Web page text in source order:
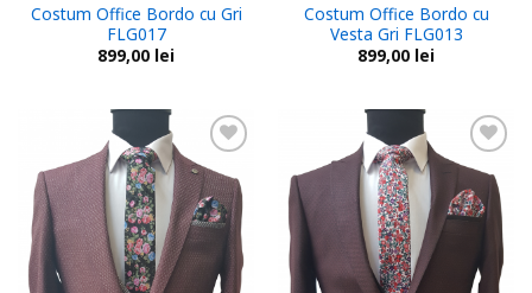
Costum Office Bordo cu Gri
FLG017
899,00 lei
Costum Office Bordo cu
Vesta Gri FLG013
899,00 lei
Add to
wishlist
Add to
wishlist